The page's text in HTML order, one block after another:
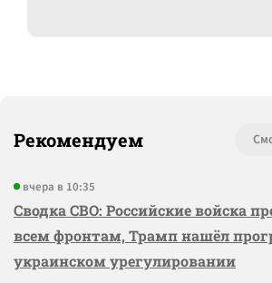
Рекомендуем
вчера в 10:35
Сводка СВО: Российские войска
всем фронтам, Трамп нашёл
украинском урегулировании